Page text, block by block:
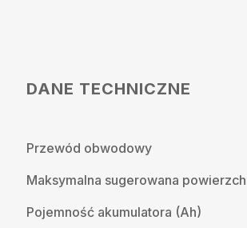
DANE TECHNICZNE
Przewód obwodowy
Maksymalna sugerowana
Pojemność akumulatora (Ah)